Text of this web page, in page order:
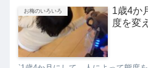
お梅のいろいろ
1歳4か
度を変